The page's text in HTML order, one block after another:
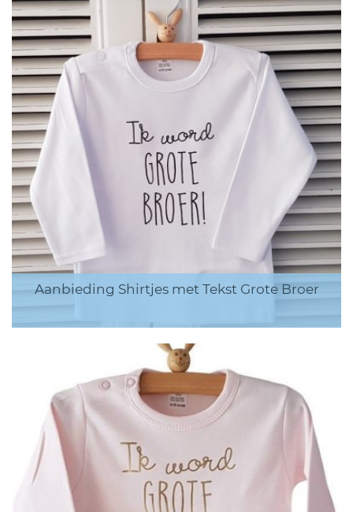
Aanbieding Shirtjes met Tekst Grote Broer